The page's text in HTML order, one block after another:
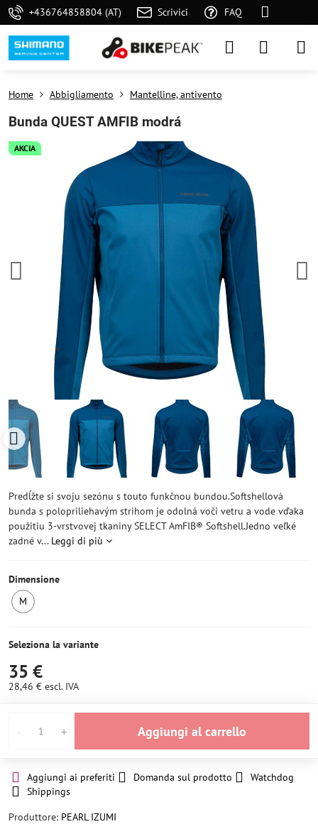
+436764858804 (AT) Scrivici FAQ
AKCIA
Home Abbigliamento Mantelline, antivento
Bunda QUEST AMFIB modrá
Predĺžte si svoju sezónu s touto funkčnou bundou.Softshellová
bunda s polopriliehavým strihom je odolná voči vetru a vode vďaka
použitiu 3-vrstvovej tkaniny SELECT AmFIB® Softshell.Jedno veľké
zadné v... Leggi di più
Dimensione
M
Seleziona la variante
35 €
28,46 € escl. IVA
Aggiungi al carrello
Aggiungi ai preferiti Domanda sul prodotto
Watchdog
Shippings
Produttore: PEARL IZUMI